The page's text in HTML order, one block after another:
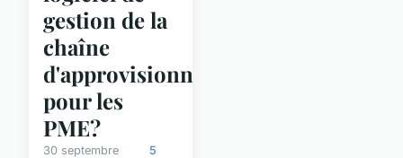
gestion de la
chaîne
d'approvisionnement
pour les
PME?
30 septembre
5